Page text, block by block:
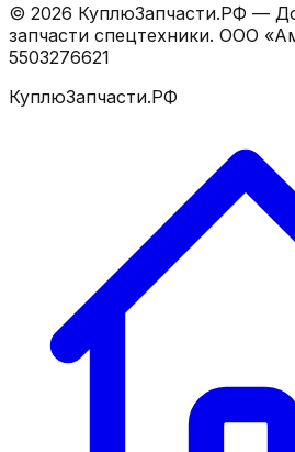
© 2026 КуплюЗапчасти.РФ —
запчасти спецтехники. ООО
5503276621
КуплюЗапчасти.РФ